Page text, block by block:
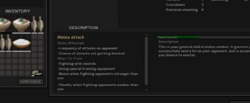
DELIVERANCE